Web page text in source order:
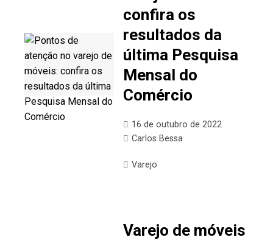
confira os
resultados da
última Pesquisa
Mensal do
Comércio
16 de outubro de 2022
Carlos Bessa
Varejo
Varejo de móveis